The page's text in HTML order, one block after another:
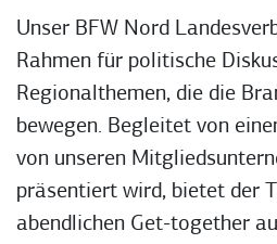
Unser BFW Nord
Rahmen für politische
Regionalthemen, die die
bewegen. Begleitet von
von unseren
präsentiert wird, bietet der
abendlichen Get-together